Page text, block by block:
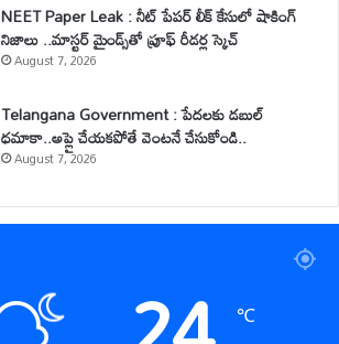
NEET Paper Leak : నీట్ పేపర్ లీక్ కేసులో షాకింగ్
నిజాలు ..మాస్టర్ మైండ్స్‌తో ప్రూఫ్ రీడర్ల స్కెచ్
August 7, 2026
Telangana Government : పేదలకు డబుల్
ధమాకా..అప్లై చేయకపోతే వెంటనే చేసుకోండి..
August 7, 2026
℃